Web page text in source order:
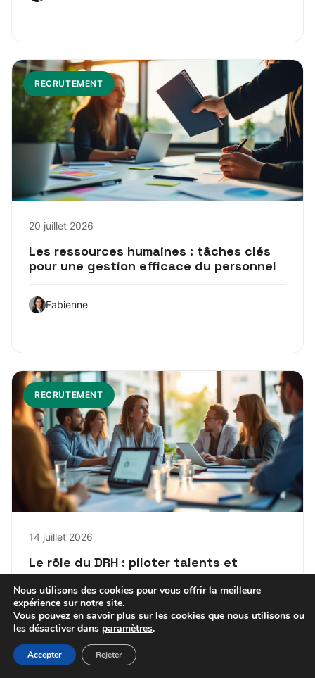
RECRUTEMENT
20 juillet 2026
Les ressources humaines : tâches clés
pour une gestion efficace du personnel
Fabienne
RECRUTEMENT
14 juillet 2026
Le rôle du DRH : piloter talents et
stratégie en entreprise
Fabienne
Nous utilisons des cookies pour vous offrir la meilleure
expérience sur notre site.
Vous pouvez en savoir plus sur les cookies que nous utilisons ou
les désactiver dans paramètres.
Accepter Rejeter